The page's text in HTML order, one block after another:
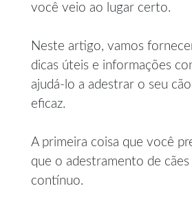
você veio ao lugar certo.
Neste artigo, vamos
dicas úteis e informações
ajudá-lo a adestrar o seu
eficaz.
A primeira coisa que você
que o adestramento de
contínuo.